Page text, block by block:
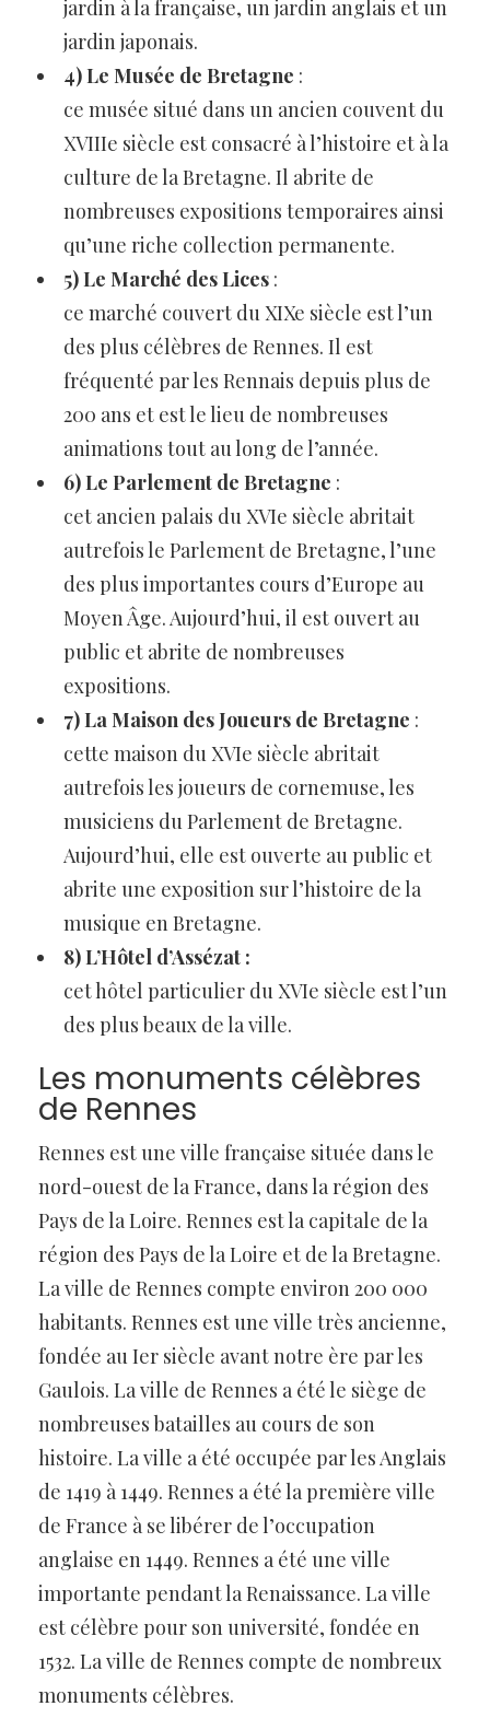
jardin à la française, un jardin anglais et un
jardin japonais.
4) Le Musée de Bretagne :
ce musée situé dans un ancien couvent du
XVIIIe siècle est consacré à l’histoire et à la
culture de la Bretagne. Il abrite de
nombreuses expositions temporaires ainsi
qu’une riche collection permanente.
5) Le Marché des Lices :
ce marché couvert du XIXe siècle est l’un
des plus célèbres de Rennes. Il est
fréquenté par les Rennais depuis plus de
200 ans et est le lieu de nombreuses
animations tout au long de l’année.
6) Le Parlement de Bretagne :
cet ancien palais du XVIe siècle abritait
autrefois le Parlement de Bretagne, l’une
des plus importantes cours d’Europe au
Moyen Âge. Aujourd’hui, il est ouvert au
public et abrite de nombreuses
expositions.
7) La Maison des Joueurs de Bretagne :
cette maison du XVIe siècle abritait
autrefois les joueurs de cornemuse, les
musiciens du Parlement de Bretagne.
Aujourd’hui, elle est ouverte au public et
abrite une exposition sur l’histoire de la
musique en Bretagne.
8) L’Hôtel d’Assézat :
cet hôtel particulier du XVIe siècle est l’un
des plus beaux de la ville.
Les monuments célèbres
de Rennes
Rennes est une ville française située dans le
nord-ouest de la France, dans la région des
Pays de la Loire. Rennes est la capitale de la
région des Pays de la Loire et de la Bretagne.
La ville de Rennes compte environ 200 000
habitants. Rennes est une ville très ancienne,
fondée au Ier siècle avant notre ère par les
Gaulois. La ville de Rennes a été le siège de
nombreuses batailles au cours de son
histoire. La ville a été occupée par les Anglais
de 1419 à 1449. Rennes a été la première ville
de France à se libérer de l’occupation
anglaise en 1449. Rennes a été une ville
importante pendant la Renaissance. La ville
est célèbre pour son université, fondée en
1532. La ville de Rennes compte de nombreux
monuments célèbres.